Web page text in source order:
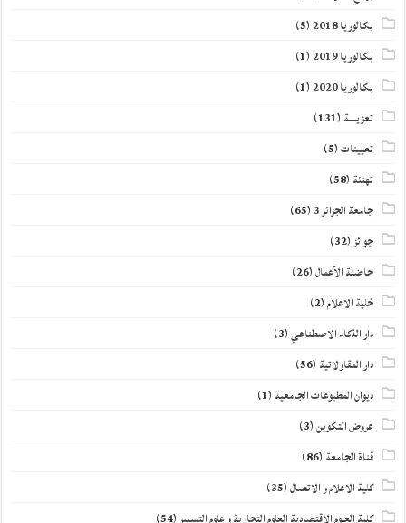
بكالوريا 2018
(5)
بكالوريا 2019
(1)
بكالوريا 2020
(1)
تعزيــــة (131)
تعيينات(5)
تهنئة (58)
جامعة الجزائر 3 (65)
جوائز(32)
حاضنة الأعمال(26)
خلية الاعلام(2)
دار الذكاء الاصطناعي(3)
دار المقاولاتية (56)
ديوان المطبوعات الجامعية (1)
عروض التكوين(3)
قناة الجامعة (86)
كلية الاعلام و الاتصال(35)